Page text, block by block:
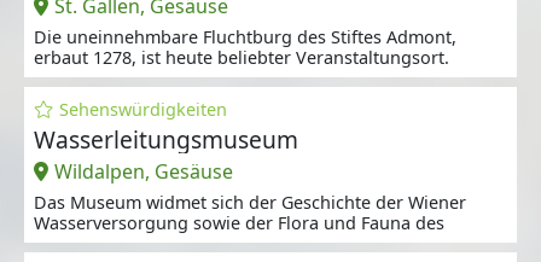
St. Gallen, Gesäuse
Die uneinnehmbare Fluchtburg des Stiftes Admont,
erbaut 1278, ist heute beliebter Veranstaltungsort.
Sehenswürdigkeiten
Wasserleitungsmuseum
Wildalpen, Gesäuse
Das Museum widmet sich der Geschichte der Wiener
Wasserversorgung sowie der Flora und Fauna des